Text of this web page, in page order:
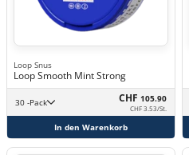
Loop Snus
Loop Smooth Mint Strong
30 -Pack CHF 105.90
CHF 3.53/St.
In den Warenkorb